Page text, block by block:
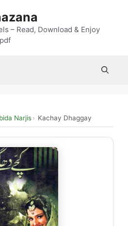
– Read, Download & Enjoy
Narjis Kachay Dhaggay